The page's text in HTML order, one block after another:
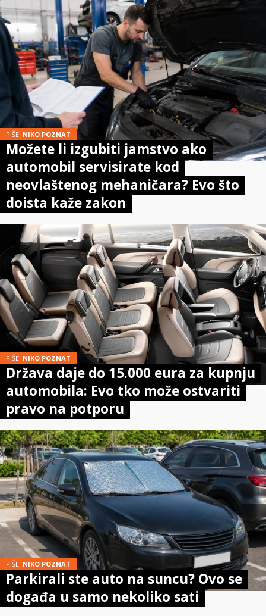
PIŠE: NIKO POZNAT
Možete li izgubiti jamstvo ako
automobil servisirate kod
neovlaštenog mehaničara? Evo što
doista kaže zakon
PIŠE: NIKO POZNAT
Država daje do 15.000 eura za kupnju
automobila: Evo tko može ostvariti
pravo na potporu
PIŠE: NIKO POZNAT
Parkirali ste auto na suncu? Ovo se
događa u samo nekoliko sati